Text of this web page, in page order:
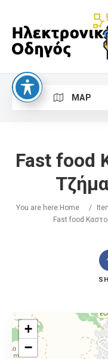
MAP
Search
Fast food
You are here: Home /
Fast food
+
−